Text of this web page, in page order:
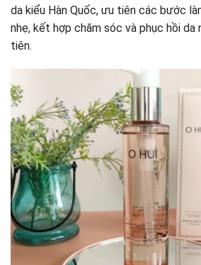
da kiểu Hàn Quốc, ưu tiên các bước
nhẹ, kết hợp chăm sóc và phục hồi
tiên.